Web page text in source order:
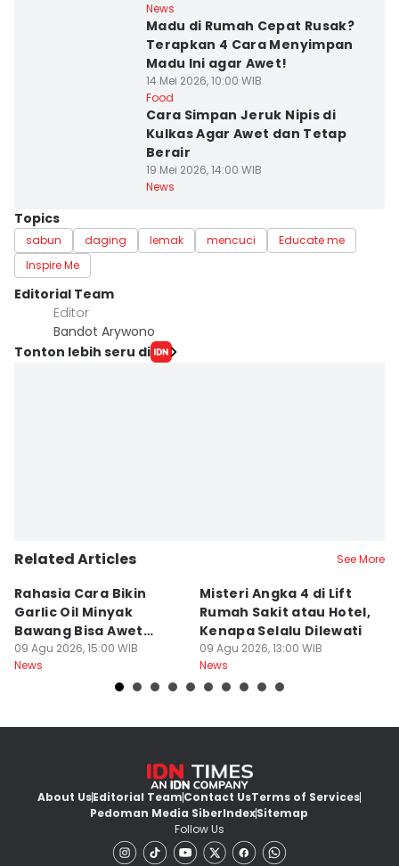
News
Madu di Rumah Cepat Rusak?
Terapkan 4 Cara Menyimpan
Madu Ini agar Awet!
14 Mei 2026, 10:00 WIB
Food
Cara Simpan Jeruk Nipis di
Kulkas Agar Awet dan Tetap
Berair
19 Mei 2026, 14:00 WIB
News
Topics
sabun daging lemak mencuci
Educate me
Inspire Me
Editorial Team
Editor
Bandot Arywono
Tonton lebih seru di
Related Articles See More
Rahasia Cara Bikin
Garlic Oil Minyak
Bawang Bisa Awet
Berbulan-bulan: Bumbu
Level Resto!
09 Agu 2026, 15:00 WIB
News
Misteri Angka 4 di Lift
Rumah Sakit atau Hotel,
Kenapa Selalu Dilewati
09 Agu 2026, 13:00 WIB
News
About UsEditorial TeamContact UsTerms of Services
Pedoman Media SiberIndexSitemap
Follow Us